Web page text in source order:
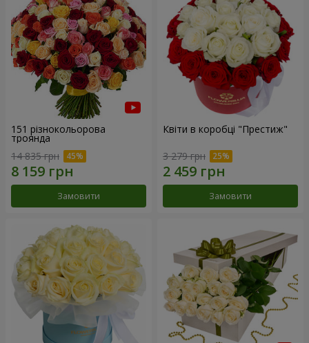
151 різнокольорова
троянда
14 835 грн
Замовити
Квіти в коробці "Престиж"
3 279 грн
Замовити